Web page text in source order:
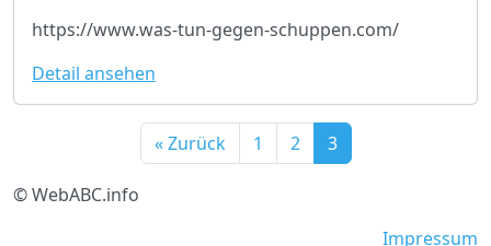
https://www.was-tun-gegen-schuppen.com/
Detail ansehen
« Zurück 1 2 3
© WebABC.info
Impressum